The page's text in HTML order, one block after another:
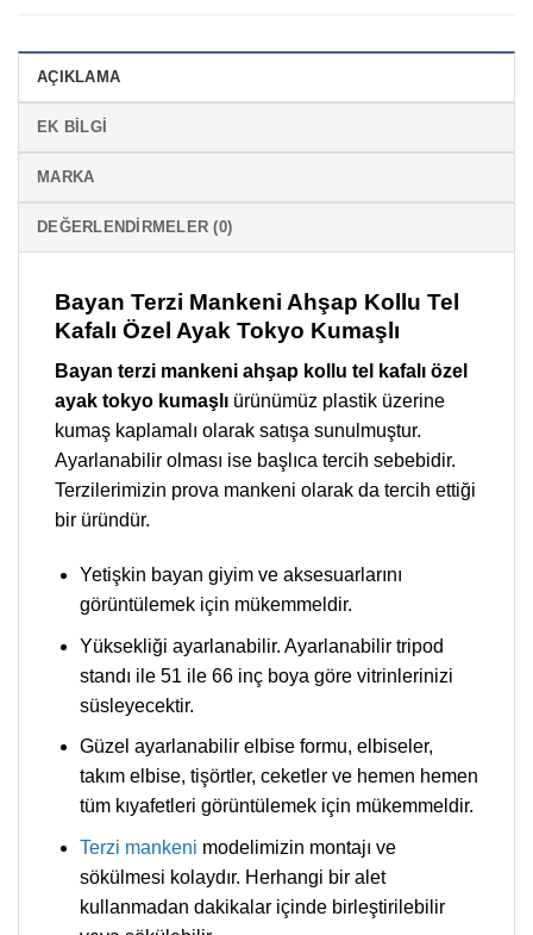
AÇIKLAMA
EK BILGI
MARKA
DEĞERLENDIRMELER (0)
Bayan Terzi Mankeni Ahşap Kollu Tel
Kafalı Özel Ayak Tokyo Kumaşlı
Bayan terzi mankeni ahşap kollu tel kafalı özel
ayak tokyo kumaşlı ürünümüz plastik üzerine
kumaş kaplamalı olarak satışa sunulmuştur.
Ayarlanabilir olması ise başlıca tercih sebebidir.
Terzilerimizin prova mankeni olarak da tercih ettiği
bir üründür.
Yetişkin bayan giyim ve aksesuarlarını
görüntülemek için mükemmeldir.
Yüksekliği ayarlanabilir. Ayarlanabilir tripod
standı ile 51 ile 66 inç boya göre vitrinlerinizi
süsleyecektir.
Güzel ayarlanabilir elbise formu, elbiseler,
takım elbise, tişörtler, ceketler ve hemen hemen
tüm kıyafetleri görüntülemek için mükemmeldir.
Terzi mankeni modelimizin montajı ve
sökülmesi kolaydır. Herhangi bir alet
kullanmadan dakikalar içinde birleştirilebilir